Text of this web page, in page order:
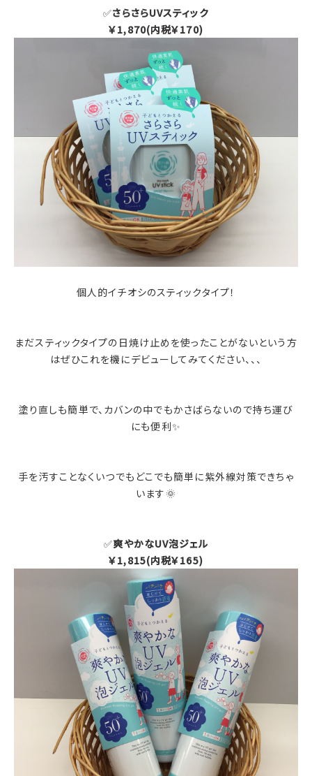
✅さらさらUVスティック
￥1,870(内税￥170)
個人的イチオシのスティックタイプ！
まだスティックタイプの日焼け止めを使ったことがないという方
はぜひこれを機にデビューしてみてください、、、
塗り直しも簡単で、カバンの中でもかさばらないので持ち運び
にも便利✨
手を汚すことなくいつでもどこでも簡単に紫外線対策できちゃ
います🌞
✅爽やかなUV泡ジェル
￥1,815(内税￥165)